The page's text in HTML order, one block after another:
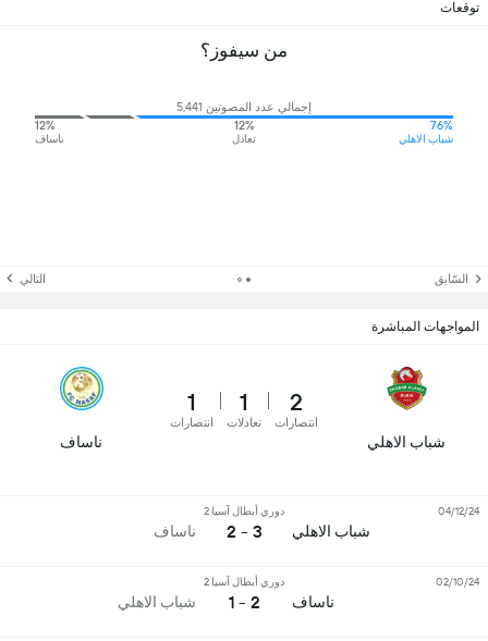
توقعات
من سيفوز؟
إجمالي عدد المصوتين 5,441
76%
شباب الاهلي
12%
تعادل
12%
ناساف
السّابق التالي
المواجهات المباشرة
شباب الاهلي
2
انتصارات
1
تعادلات
1
انتصارات
ناساف
شباب الاهلي
دوري أبطال آسيا 2
3 - 2 ناساف
04/12/24
ناساف
دوري أبطال آسيا 2
2 - 1 شباب الاهلي
02/10/24